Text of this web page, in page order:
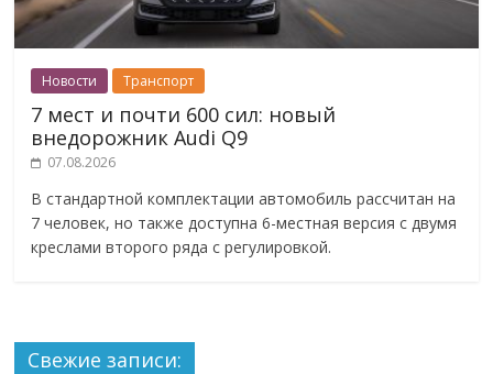
Новости Транспорт
7 мест и почти 600 сил: новый
внедорожник Audi Q9
07.08.2026
В стандартной комплектации автомобиль рассчитан на
7 человек, но также доступна 6-местная версия с двумя
креслами второго ряда с регулировкой.
Свежие записи: